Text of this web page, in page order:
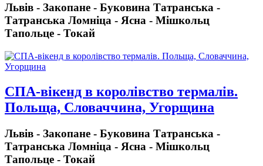
Львів - Закопане - Буковина Татранська -
Татранська Ломніца - Ясна - Мішкольц
Тапольце - Токай
СПА-вікенд в королівство термалів.
Польща, Словаччина, Угорщина
Львів - Закопане - Буковина Татранська -
Татранська Ломніца - Ясна - Мішкольц
Тапольце - Токай